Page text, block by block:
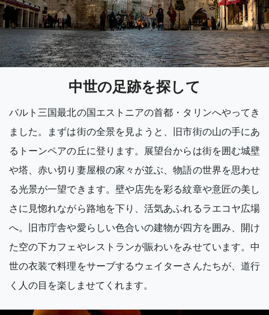
中世の足跡を探して
バルト三国最北の国エストニアの首都・タリンへやってき
ました。まずは街の全景を見ようと、旧市街の山の手にあ
るトーンペアの丘に登ります。展望台からは街を囲む城壁
や塔、赤い切り妻屋根の家々が並ぶ、物語の世界を思わせ
る光景が一望できます。壁や店先を彩る紋章や意匠の美し
さに見惚れながら路地を下り、活気あふれるラエコヤ広場
へ。旧市庁舎や愛らしい色合いの建物が四方を囲み、開け
た空の下カフェやレストランが賑わいをみせています。中
世の衣装で料理をサーブするウェイターさんたちが、道行
く人の目を楽しませてくれます。